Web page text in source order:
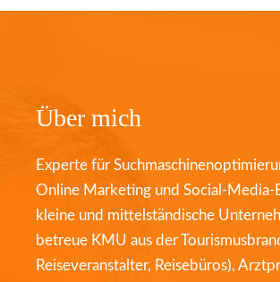
Über mich
Experte für
Online Marketing und Social-Media-
kleine und mittelständische
betreue KMU aus der
Reiseveranstalter, Reisebüros),